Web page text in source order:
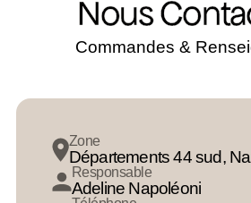
Nous
Commandes &
Zone
Départements 44 sud,
Responsable
Adeline Napoléoni